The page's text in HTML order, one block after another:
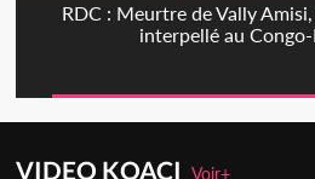
RDC : Meurtre de Vally
interpellé au
VIDEO KOACIVoir+